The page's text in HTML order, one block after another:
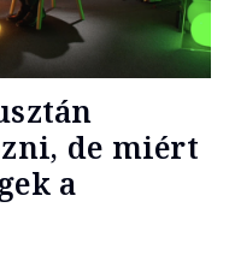
de miért
a